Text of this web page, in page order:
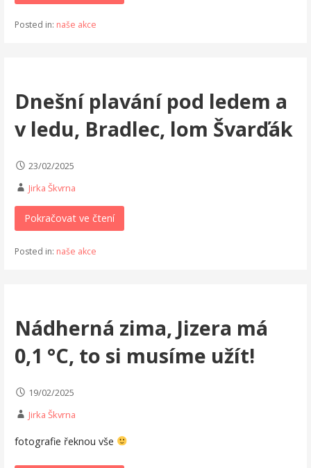
Posted in: naše akce
Dnešní plavání pod ledem a
v ledu, Bradlec, lom Švarďák
23/02/2025
Jirka Škvrna
Pokračovat ve čtení
Posted in: naše akce
Nádherná zima, Jizera má
0,1 °C, to si musíme užít!
19/02/2025
Jirka Škvrna
fotografie řeknou vše